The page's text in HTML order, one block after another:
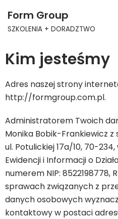
Skocz
treści
Form Group
SZKOLENIA + DORADZTWO
Kim jesteśmy
Adres naszej strony
http://formgroup.com.pl.
Administratorem Twoich
Monika Bobik-Frankiewicz z
ul. Potulickiej 17a/10, 70-
Ewidencji i Informacji o
numerem NIP: 8522198778,
sprawach związanych z
danych osobowych
kontaktowy w postaci